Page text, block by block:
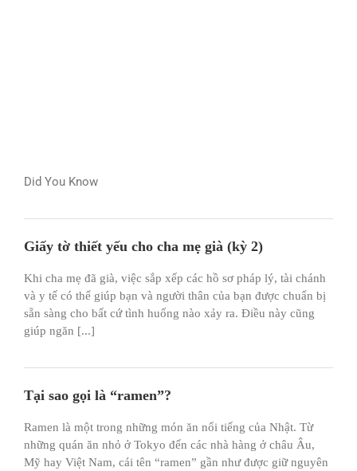
Did You Know
Giấy tờ thiết yếu cho cha mẹ già (kỳ 2)
Khi cha mẹ đã già, việc sắp xếp các hồ sơ pháp lý, tài chánh
và y tế có thể giúp bạn và người thân của bạn được chuẩn bị
sẵn sàng cho bất cứ tình huống nào xảy ra. Điều này cũng
giúp ngăn [...]
Tại sao gọi là “ramen”?
Ramen là một trong những món ăn nổi tiếng của Nhật. Từ
những quán ăn nhỏ ở Tokyo đến các nhà hàng ở châu Âu,
Mỹ hay Việt Nam, cái tên “ramen” gần như được giữ nguyên